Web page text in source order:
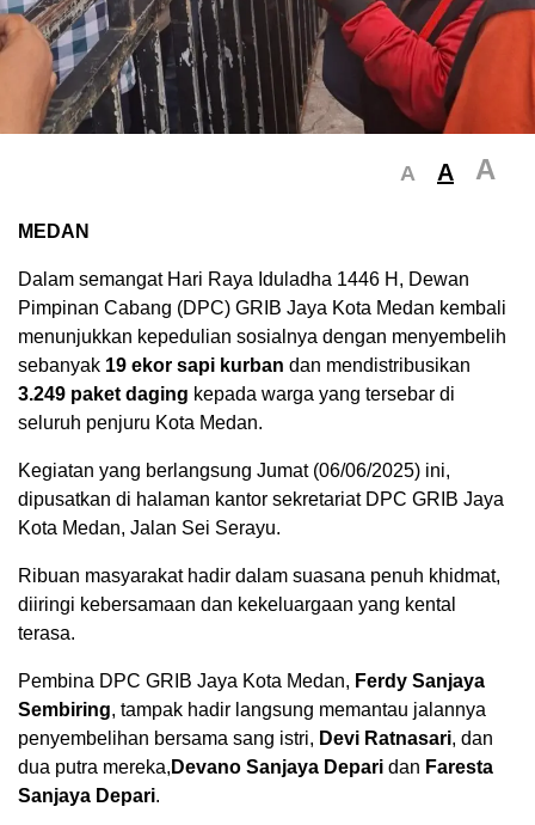
A A A
MEDAN
Dalam semangat Hari Raya Iduladha 1446 H, Dewan
Pimpinan Cabang (DPC) GRIB Jaya Kota Medan kembali
menunjukkan kepedulian sosialnya dengan menyembelih
sebanyak 19 ekor sapi kurban dan mendistribusikan
3.249 paket daging kepada warga yang tersebar di
seluruh penjuru Kota Medan.
Kegiatan yang berlangsung Jumat (06/06/2025) ini,
dipusatkan di halaman kantor sekretariat DPC GRIB Jaya
Kota Medan, Jalan Sei Serayu.
Ribuan masyarakat hadir dalam suasana penuh khidmat,
diiringi kebersamaan dan kekeluargaan yang kental
terasa.
Pembina DPC GRIB Jaya Kota Medan, Ferdy Sanjaya
Sembiring, tampak hadir langsung memantau jalannya
penyembelihan bersama sang istri, Devi Ratnasari, dan
dua putra mereka, Devano Sanjaya Depari dan Faresta
Sanjaya Depari.